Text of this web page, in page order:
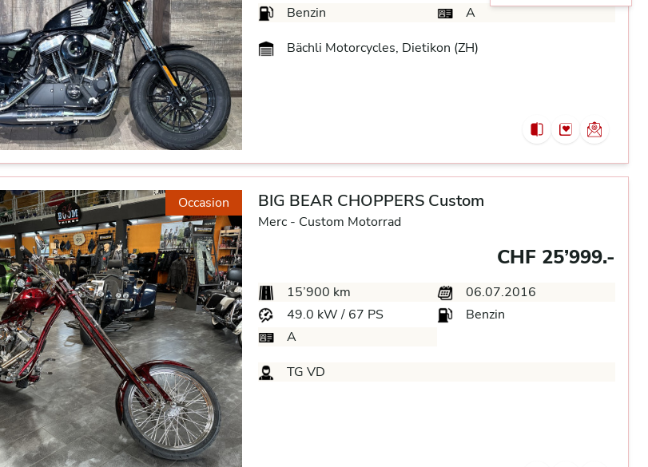
Benzin
A
Bächli Motorcycles, Dietikon (ZH)
Occasion BIG BEAR CHOPPERS Custom
Merc - Custom Motorrad
CHF 25’999.-
15’900 km
06.07.2016
49.0 kW / 67 PS
Benzin
A
TG VD